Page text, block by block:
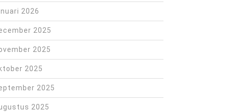
2026
2025
2025
2025
2025
2025